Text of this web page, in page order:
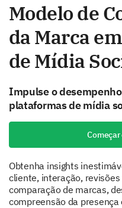
Modelo de
da Marca
de Mídia
Impulse o
plataformas de mídia
Obtenha insights
cliente, interação,
comparação de marcas,
compreensão da presença